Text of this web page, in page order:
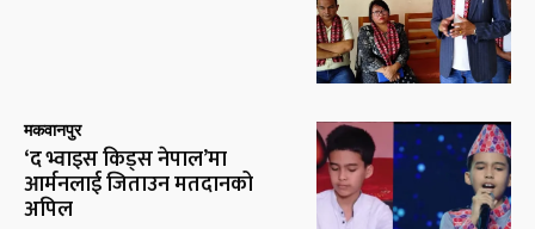
मकवानपुर
‘द भ्वाइस किड्स नेपाल’मा
आर्मनलाई जिताउन मतदानको
अपिल